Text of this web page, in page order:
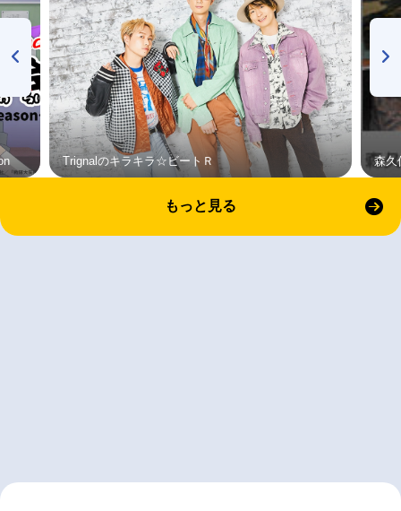
Trignalのキラキラ☆ビートＲ 森久
もっと見る